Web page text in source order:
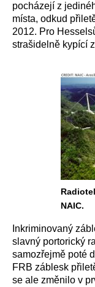
pocházejí z
místa, odkud
2012. Pro
strašidelně kypící
NAIC.
Inkriminovaný
slavný portorický
samozřejmě poté
FRB záblesk
se ale změnilo v